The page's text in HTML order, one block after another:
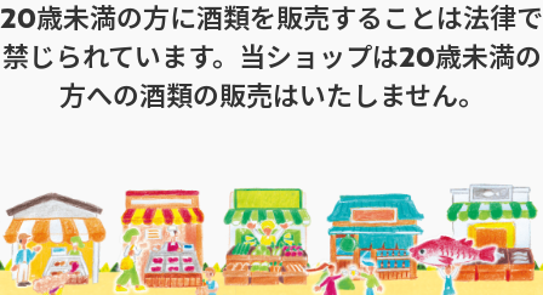
20歳未満の方に酒類を販売することは法律で
禁じられています。当ショップは20歳未満の
方への酒類の販売はいたしません。